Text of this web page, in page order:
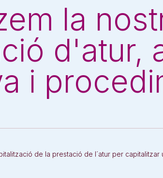
la
d'atur,
i
de la prestació de l´atur per capitalitzar